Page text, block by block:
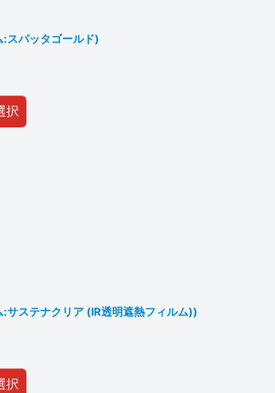
:スパッタゴールド)
択
サステナクリア (IR透明遮熱フィルム))
択